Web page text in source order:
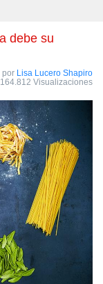
por Lisa Lucero Shapiro
164.812 Visualizaciones